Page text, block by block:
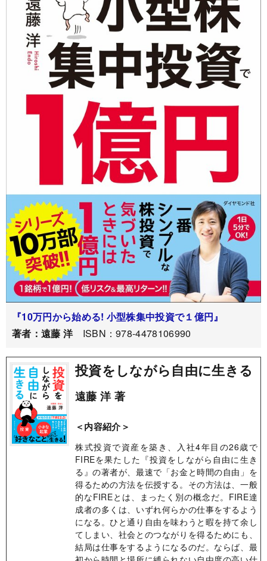
『10万円から始める! 小型株集中投資で１億円』
著者：遠藤 洋 ISBN：978-4478106990
投資をしながら自由に生きる
遠藤 洋 著
＜内容紹介＞
株式投資で資産を築き、入社4年目の26歳で
FIREを果たした『投資をしながら自由に生き
る』の著者が、最速で「お金と時間の自由」を
得るための方法を伝授する。その方法は、一般
的なFIREとは、まったく別の概念だ。FIRE達
成者の多くは、いずれ何らかの仕事をするよう
になる。ひと通り自由を味わうと暇を持て余し
てしまい、社会とのつながりを得るためにも、
結局は仕事をするようになるのだ。ならば、最